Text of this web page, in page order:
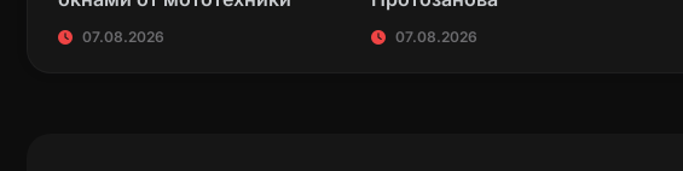
07.08.2026 07.08.2026